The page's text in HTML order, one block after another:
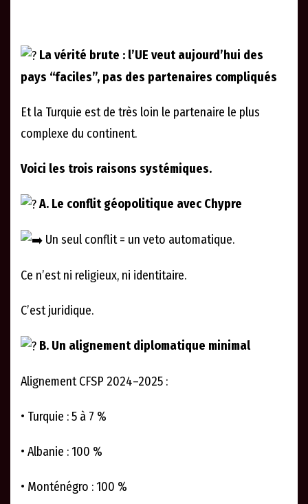
La vérité brute : l’UE veut aujourd’hui des
pays “faciles”, pas des partenaires compliqués
Et la Turquie est de très loin le partenaire le plus
complexe du continent.
Voici les trois raisons systémiques.
A. Le conflit géopolitique avec Chypre
Un seul conflit = un veto automatique.
Ce n’est ni religieux, ni identitaire.
C’est juridique.
B. Un alignement diplomatique minimal
Alignement CFSP 2024–2025 :
• Turquie : 5 à 7 %
• Albanie : 100 %
• Monténégro : 100 %